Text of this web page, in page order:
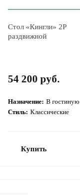
Стол «Кингли» 2Р
раздвижной
54 200 руб.
Назначение: В гостиную
Стиль: Классические
Купить